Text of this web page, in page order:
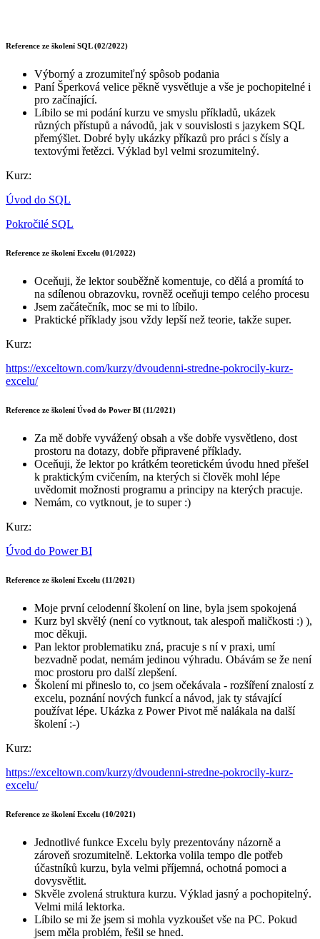
Reference ze školení SQL (02/2022)
Výborný a zrozumiteľný spôsob podania
Paní Šperková velice pěkně vysvětluje a vše je pochopitelné i
pro začínající.
Líbilo se mi podání kurzu ve smyslu příkladů, ukázek
různých přístupů a návodů, jak v souvislosti s jazykem SQL
přemýšlet. Dobré byly ukázky příkazů pro práci s čísly a
textovými řetězci. Výklad byl velmi srozumitelný.
Kurz:
Úvod do SQL
Pokročilé SQL
Reference ze školení Excelu (01/2022)
Oceňuji, že lektor souběžně komentuje, co dělá a promítá to
na sdílenou obrazovku, rovněž oceňuji tempo celého procesu
Jsem začátečník, moc se mi to líbilo.
Praktické příklady jsou vždy lepší než teorie, takže super.
Kurz:
https://exceltown.com/kurzy/dvoudenni-stredne-pokrocily-kurz-
excelu/
Reference ze školení Úvod do Power BI (11/2021)
Za mě dobře vyvážený obsah a vše dobře vysvětleno, dost
prostoru na dotazy, dobře připravené příklady.
Oceňuji, že lektor po krátkém teoretickém úvodu hned přešel
k praktickým cvičením, na kterých si člověk mohl lépe
uvědomit možnosti programu a principy na kterých pracuje.
Nemám, co vytknout, je to super :)
Kurz:
Úvod do Power BI
Reference ze školení Excelu (11/2021)
Moje první celodenní školení on line, byla jsem spokojená
Kurz byl skvělý (není co vytknout, tak alespoň maličkosti :) ),
moc děkuji.
Pan lektor problematiku zná, pracuje s ní v praxi, umí
bezvadně podat, nemám jedinou výhradu. Obávám se že není
moc prostoru pro další zlepšení.
Školení mi přineslo to, co jsem očekávala - rozšíření znalostí z
excelu, poznání nových funkcí a návod, jak ty stávající
používat lépe. Ukázka z Power Pivot mě nalákala na další
školení :-)
Kurz:
https://exceltown.com/kurzy/dvoudenni-stredne-pokrocily-kurz-
excelu/
Reference ze školení Excelu (10/2021)
Jednotlivé funkce Excelu byly prezentovány názorně a
zároveň srozumitelně. Lektorka volila tempo dle potřeb
účastníků kurzu, byla velmi příjemná, ochotná pomoci a
dovysvětlit.
Skvěle zvolená struktura kurzu. Výklad jasný a pochopitelný.
Velmi milá lektorka.
Líbilo se mi že jsem si mohla vyzkoušet vše na PC. Pokud
jsem měla problém, řešil se hned.